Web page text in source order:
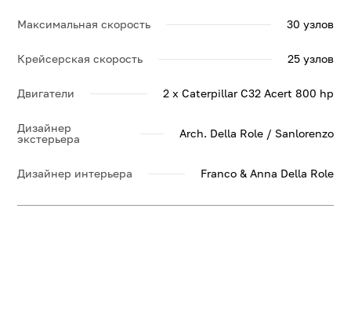
Максимальная скорость 30 узлов
Крейсерская скорость 25 узлов
Двигатели 2 x Caterpillar C32 Acert 800 hp
Дизайнер
экстерьера
Arch. Della Role / Sanlorenzo
Дизайнер интерьера Franco & Anna Della Role